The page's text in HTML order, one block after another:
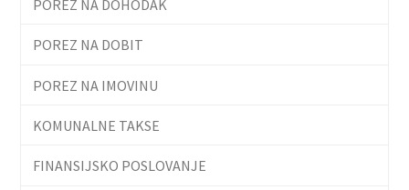
POREZ NA DOHODAK
POREZ NA DOBIT
POREZ NA IMOVINU
KOMUNALNE TAKSE
FINANSIJSKO POSLOVANJE